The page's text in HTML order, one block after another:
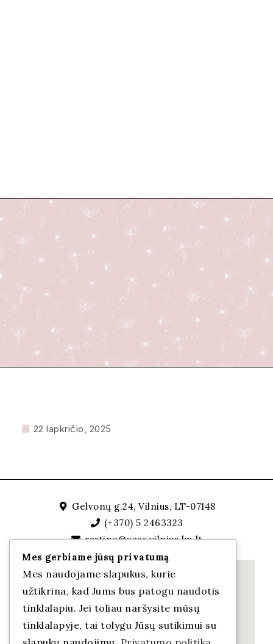
22 lapkričio, 2025
Gelvonų g.24, Vilnius, LT-07148
(+370) 5 2463323
rastine@ozas.vilnius.lm.lt
Mes gerbiame jūsų privatumą
Mes naudojame slapukus, kurie
užtikrina, kad Jums bus patogu naudotis
tinklalapiu. Jei toliau naršysite mūsų
tinklalapyje, tai tolygu Jūsų sutikimui su